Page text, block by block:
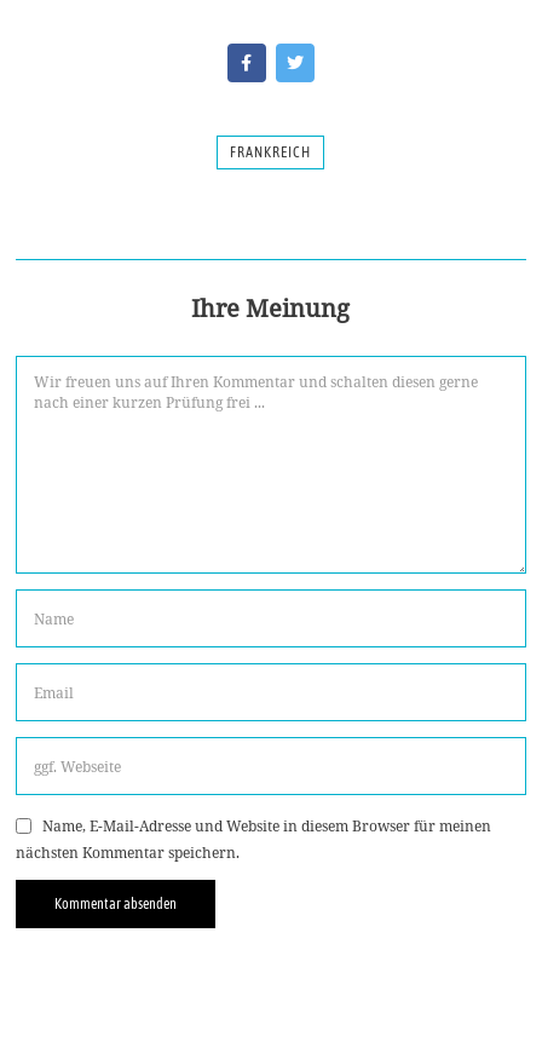
FRANKREICH
Ihre Meinung
Name, E-Mail-Adresse und Website in diesem Browser für meinen
nächsten Kommentar speichern.